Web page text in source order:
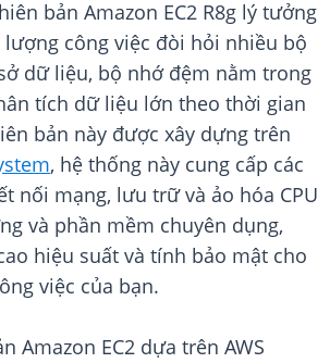
bản Amazon EC2 R8g lý tưởng
lượng công việc đòi hỏi nhiều bộ
dữ liệu, bộ nhớ đệm nằm trong
tích dữ liệu lớn theo thời gian
bản này được xây dựng trên
, hệ thống này cung cấp các
nối mạng, lưu trữ và ảo hóa CPU
và phần mềm chuyên dụng,
hiệu suất và tính bảo mật cho
việc của bạn.
Amazon EC2 dựa trên AWS